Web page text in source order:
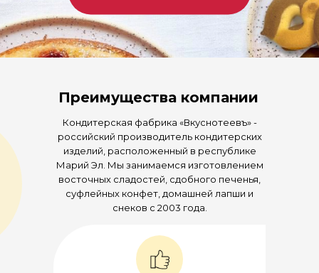
Преимущества компании
Кондитерская фабрика «Вкуснотеевъ» -
российский производитель кондитерских
изделий, расположенный в республике
Марий Эл. Мы занимаемся изготовлением
восточных сладостей, сдобного печенья,
суфлейных конфет, домашней лапши и
снеков с 2003 года.